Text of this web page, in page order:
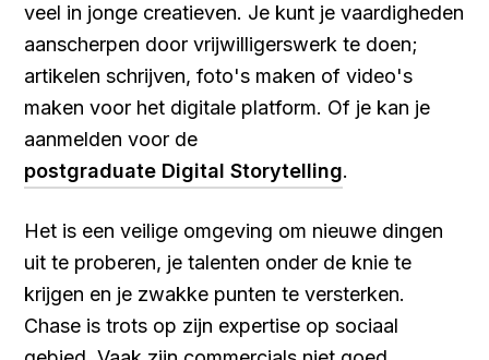
veel in jonge creatieven. Je kunt je vaardigheden
aanscherpen door vrijwilligerswerk te doen;
artikelen schrijven, foto's maken of video's
maken voor het digitale platform. Of je kan je
aanmelden voor de
postgraduate Digital Storytelling.
Het is een veilige omgeving om nieuwe dingen
uit te proberen, je talenten onder de knie te
krijgen en je zwakke punten te versterken.
Chase is trots op zijn expertise op sociaal